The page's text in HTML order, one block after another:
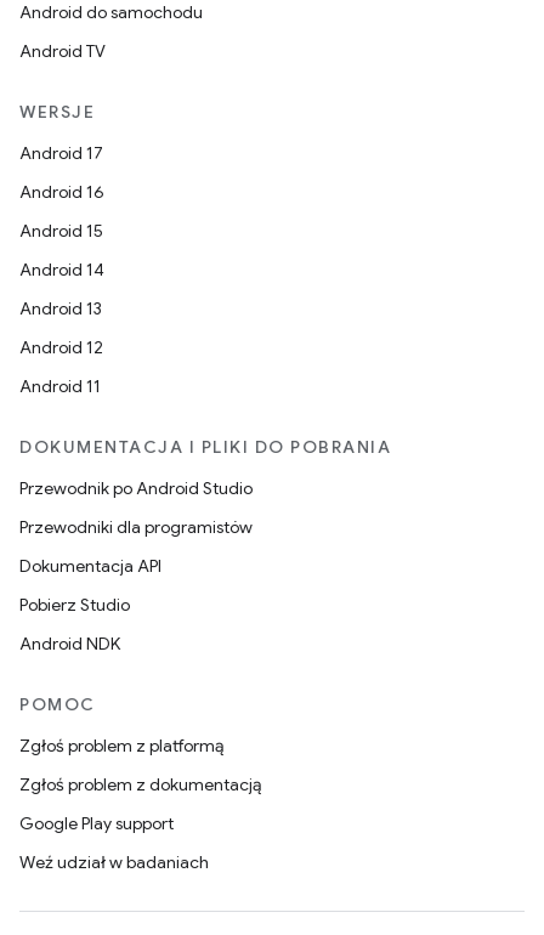
Android do samochodu
Android TV
WERSJE
Android 17
Android 16
Android 15
Android 14
Android 13
Android 12
Android 11
DOKUMENTACJA I PLIKI DO POBRANIA
Przewodnik po Android Studio
Przewodniki dla programistów
Dokumentacja API
Pobierz Studio
Android NDK
POMOC
Zgłoś problem z platformą
Zgłoś problem z dokumentacją
Google Play support
Weź udział w badaniach